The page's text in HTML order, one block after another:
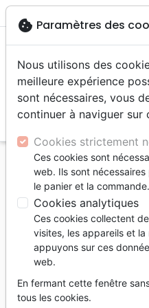
menu
Accueil Livres
Ethique, société,
Sexualité
cookie Paramètres des
Nous utilisons des
meilleure expérience
sont nécessaires, vous
continuer à naviguer sur
Cookies strictement
Ces cookies sont
web. Ils sont
le panier et la commande.
Cookies analytiques
Ces cookies collectent
visites, les appareils et
appuyons sur ces
web.
En fermant cette fenêtre
tous les cookies.